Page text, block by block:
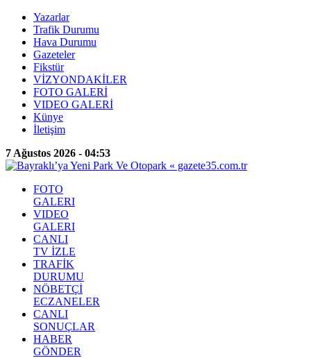
Yazarlar
Trafik Durumu
Hava Durumu
Gazeteler
Fikstür
VİZYONDAKİLER
FOTO GALERİ
VIDEO GALERİ
Künye
İletişim
7 Ağustos 2026 - 04:53
FOTO
GALERI
VIDEO
GALERI
CANLI
TV İZLE
TRAFİK
DURUMU
NÖBETÇİ
ECZANELER
CANLI
SONUÇLAR
HABER
GÖNDER